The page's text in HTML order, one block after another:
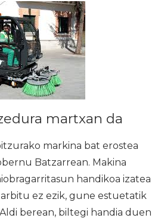
martxan da
markina bat erostea
Batzarrean. Makina
handikoa izatea
ez ezik, gune estuetatik
berean, biltegi handia duen